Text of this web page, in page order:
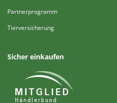
Partnerprogramm
Tierversicherung
Sicher einkaufen